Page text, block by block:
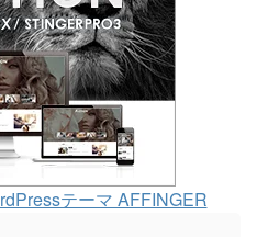
テーマ AFFINGER